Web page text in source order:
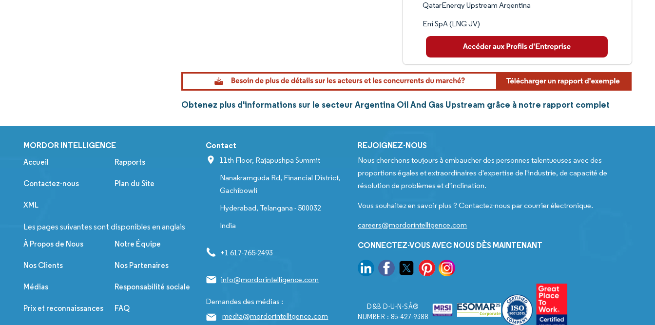
QatarEnergy Upstream Argentina
Eni SpA (LNG JV)
Obtenez plus d'informations sur le secteur Argentina Oil And Gas Upstream grâce à notre rapport complet
MORDOR INTELLIGENCE
Accueil Rapports
Contactez-nous Plan du Site
XML
Les pages suivantes sont disponibles en anglais
À Propos de Nous Notre Équipe
Nos Clients Nos Partenaires
Médias Responsabilité sociale
Prix et reconnaissances FAQ
Contact
11th Floor, Rajapushpa Summit
Nanakramguda Rd, Financial District,
Gachibowli
Hyderabad, Telangana - 500032
India
+1 617-765-2493
info@mordorintelligence.com
Demandes des médias :
media@mordorintelligence.com
REJOIGNEZ-NOUS
Nous cherchons toujours à embaucher des personnes talentueuses avec des
proportions égales et extraordinaires d'expertise de l'industrie, de capacité de
résolution de problèmes et d'inclination.
Vous souhaitez en savoir plus ? Contactez-nous par courrier électronique.
careers@mordorintelligence.com
CONNECTEZ-VOUS AVEC NOUS DÈS MAINTENANT
D&B D-U-N-SÂ®
NUMBER : 85-427-9388